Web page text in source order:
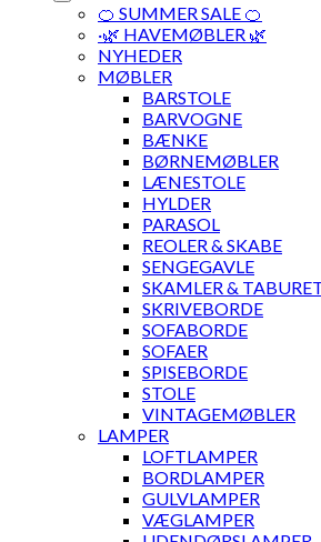
🍊 SUMMER SALE 🍊
·🌿 HAVEMØBLER 🌿
NYHEDER
MØBLER
BARSTOLE
BARVOGNE
BÆNKE
BØRNEMØBLER
LÆNESTOLE
HYLDER
PARASOL
REOLER & SKABE
SENGEGAVLE
SKAMLER &
SKRIVEBORDE
SOFABORDE
SOFAER
SPISEBORDE
STOLE
VINTAGEMØBLER
LAMPER
LOFTLAMPER
BORDLAMPER
GULVLAMPER
VÆGLAMPER